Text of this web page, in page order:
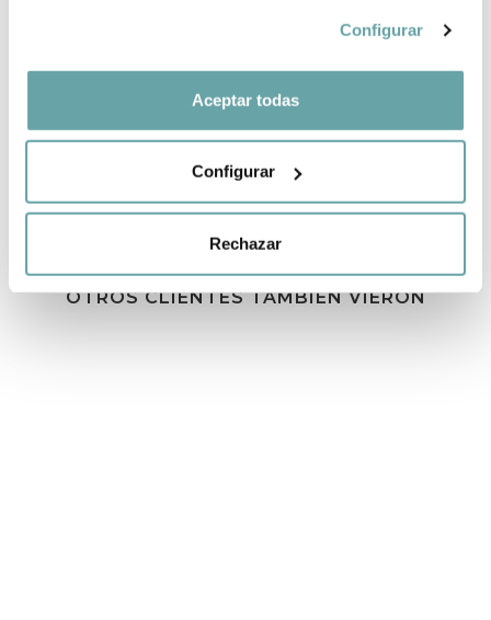
Configurar
Aceptar todas
Configurar
Rechazar
OTROS CLIENTES TAMBIÉN VIERON